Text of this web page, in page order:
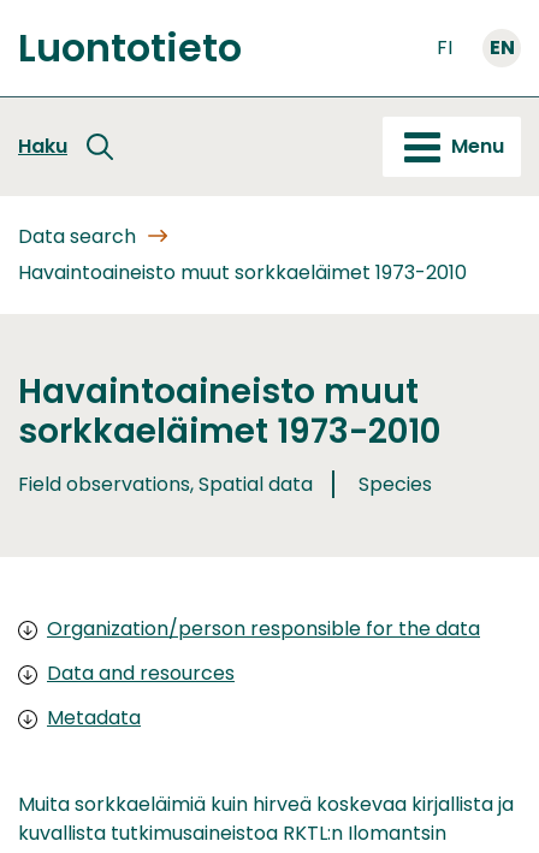
to
content
Front
Luontotieto FI EN
Haku Menu
Data search
Havaintoaineisto muut sorkkaeläimet 1973-2010
Havaintoaineisto muut
sorkkaeläimet 1973-2010
Field observations, Spatial data Species
Organization/person responsible for the data
Data and resources
Metadata
Muita sorkkaeläimiä kuin hirveä koskevaa kirjallista ja
kuvallista tutkimusaineistoa RKTL:n Ilomantsin